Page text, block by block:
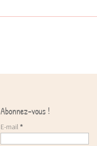
Abonnez-vous !
E-mail*